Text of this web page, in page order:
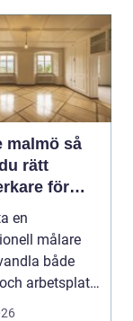
så
rätt
för
företag
en
målare
både
arbetsplats
Färger, yt...